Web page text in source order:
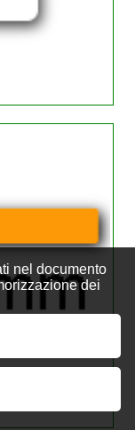
nel documento
dei
Ca